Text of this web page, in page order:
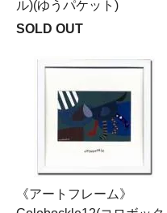
ル)(ゆうパケット)
SOLD OUT
《アートフレーム》